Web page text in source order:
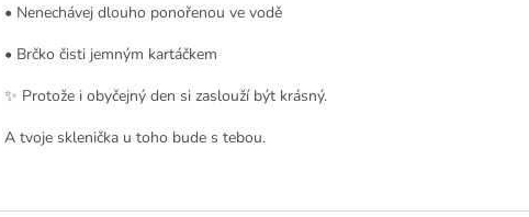
• Nenechávej dlouho ponořenou ve vodě
• Brčko čisti jemným kartáčkem
✨ Protože i obyčejný den si zaslouží být krásný.
A tvoje sklenička u toho bude s tebou.